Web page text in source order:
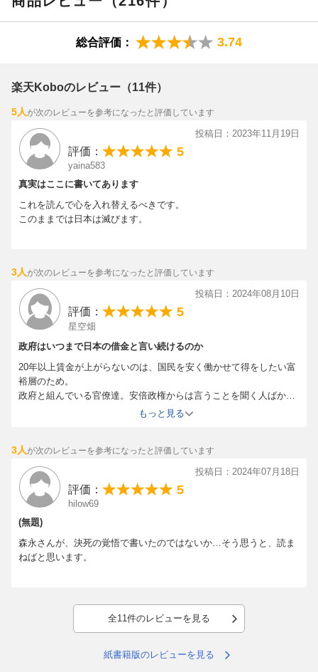
洗脳されてしまったのだ！（本文より）〜
総合評価： 3.74
楽天Koboのレビュー（11件）
5人が次のレビューを参考になったと評価しています
投稿日：2023年11月19日
評価： 5
yaina583
真実はここに書いてあります
これを読んで心を入れ替えるべきです。
このままでは日本は滅びます。
3人が次のレビューを参考になったと評価しています
投稿日：2024年08月10日
評価： 5
星空畑
政府はいつまで日本の借金と言い続けるのか
20年以上賃金が上がらないのは、国民を安く働かせて得をしたい富
裕層のため。
政府と組んでいる官僚達。安倍政権からは言うことを聞く人ばかり
そろそろ、本気で国民のことを考えてくれている政治家を選ばない
と。
今政府が恐れているのは国民が選挙に関心をもち、投票率が上がる
こと。組織票で当選している現政権は、これからも必死でメディア
コントロールして選挙期間に芸能人のゴシップネタを垂れ流すでし
ょう。騙されてばかりじゃいられませんね。
森永卓郎さんありがとうございます！
もっと見る
3人が次のレビューを参考になったと評価しています
投稿日：2024年07月18日
評価： 5
hilow69
(無題)
森永さんが、決死の覚悟で書いたのではないか…そう思うと、読ま
ねばと思います。
全11件のレビューを見る
紙書籍版のレビューを見る